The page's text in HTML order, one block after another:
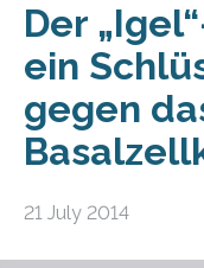
Der
ein
gegen
21 July 2014